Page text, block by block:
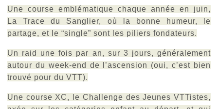
Une course emblématique chaque année en juin,
La Trace du Sanglier, où la bonne humeur, le
partage, et le “single” sont les piliers fondateurs.
Un raid une fois par an, sur 3 jours, généralement
autour du week-end de l’ascension (oui, c’est bien
trouvé pour du VTT).
Une course XC, le Challenge des Jeunes VTTistes,